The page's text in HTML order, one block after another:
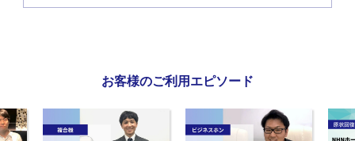
お客様のご利用エピソード